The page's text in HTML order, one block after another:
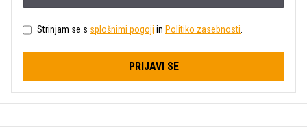
Strinjam se s splošnimi pogoji in Politiko zasebnosti.
PRIJAVI SE